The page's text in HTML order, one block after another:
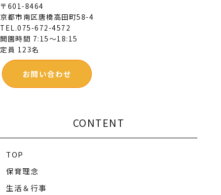
〒601-8464
京都市南区唐橋高田町58-4
TEL.075-672-4572
開園時間 7:15～18:15
定員 123名
お問い合わせ
CONTENT
TOP
保育理念
生活＆行事